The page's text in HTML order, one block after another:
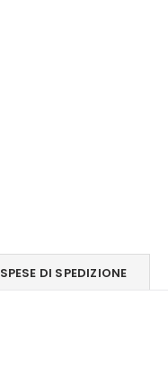
SPESE DI SPEDIZIONE